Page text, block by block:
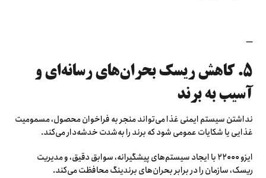
—
۵. کاهش ریسک بحران‌های رسانه‌ای و
آسیب به برند
نداشتن سیستم ایمنی غذا می‌تواند منجر به فراخوان محصول، مسمومیت
غذایی یا شکایات عمومی شود که برند را به‌شدت خدشه‌دار می‌کند.
ایزو ۲۲۰۰۰ با ایجاد سیستم‌های پیشگیرانه، سوابق دقیق، و مدیریت
ریسک، سازمان را در برابر بحران‌های برندینگ محافظت می‌کند.